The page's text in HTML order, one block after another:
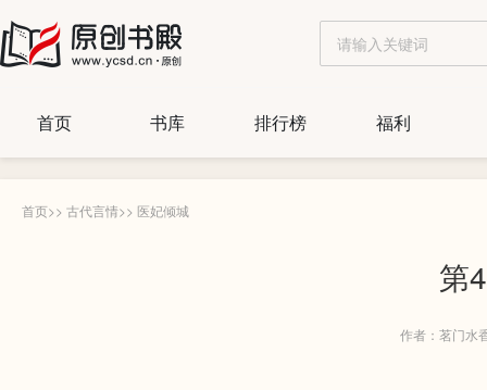
首页 书库 排行榜 福利
首页>> 古代言情>> 医妃倾城
第
作者：茗门水